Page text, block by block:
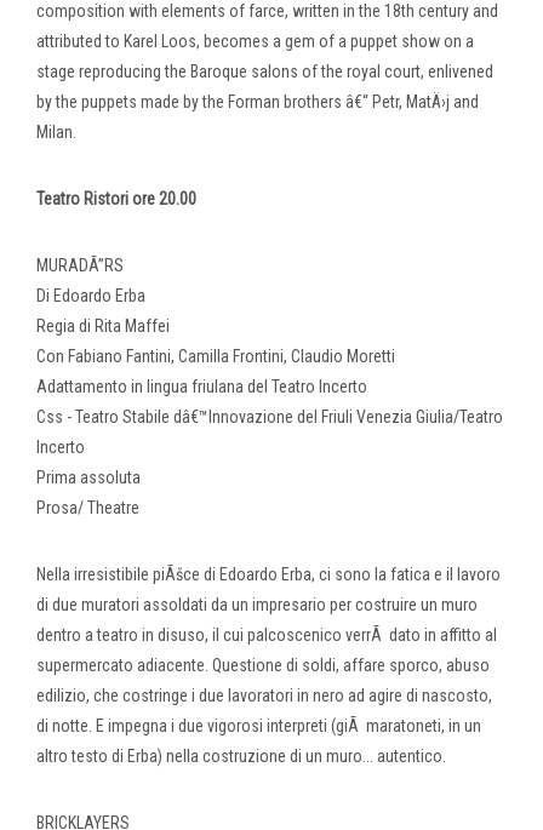
composition with elements of farce, written in the 18th century and
attributed to Karel Loos, becomes a gem of a puppet show on a
stage reproducing the Baroque salons of the royal court, enlivened
by the puppets made by the Forman brothers â€“ Petr, MatÄ›j and
Milan.
Teatro Ristori ore 20.00
MURADÃ”RS
Di Edoardo Erba
Regia di Rita Maffei
Con Fabiano Fantini, Camilla Frontini, Claudio Moretti
Adattamento in lingua friulana del Teatro Incerto
Css - Teatro Stabile dâ€™Innovazione del Friuli Venezia Giulia/Teatro
Incerto
Prima assoluta
Prosa/ Theatre
Nella irresistibile piÃšce di Edoardo Erba, ci sono la fatica e il lavoro
di due muratori assoldati da un impresario per costruire un muro
dentro a teatro in disuso, il cui palcoscenico verrÃ dato in affitto al
supermercato adiacente. Questione di soldi, affare sporco, abuso
edilizio, che costringe i due lavoratori in nero ad agire di nascosto,
di notte. E impegna i due vigorosi interpreti (giÃ maratoneti, in un
altro testo di Erba) nella costruzione di un muro... autentico.
BRICKLAYERS